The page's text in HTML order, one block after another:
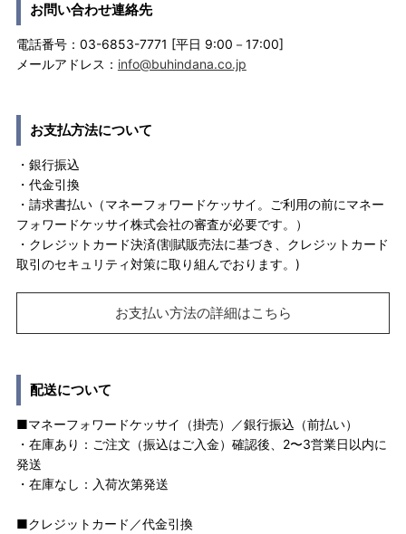
お問い合わせ連絡先
電話番号：03-6853-7771 [平日 9:00－17:00]
メールアドレス： info@buhindana.co.jp
お支払方法について
・銀行振込
・代金引換
・請求書払い（マネーフォワードケッサイ。ご利用の前にマネー
フォワードケッサイ株式会社の審査が必要です。）
・クレジットカード決済(割賦販売法に基づき、クレジットカード
取引のセキュリティ対策に取り組んでおります。)
お支払い方法の詳細はこちら
配送について
■マネーフォワードケッサイ（掛売）／銀行振込（前払い）
・在庫あり：ご注文（振込はご入金）確認後、2〜3営業日以内に
発送
・在庫なし：入荷次第発送
■クレジットカード／代金引換